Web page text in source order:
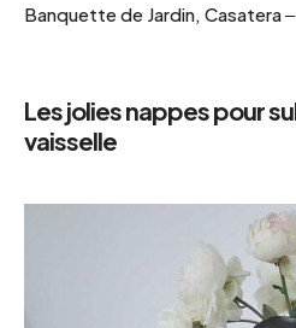
Banquette de Jardin, Casatera –
Les jolies nappes pour
vaisselle